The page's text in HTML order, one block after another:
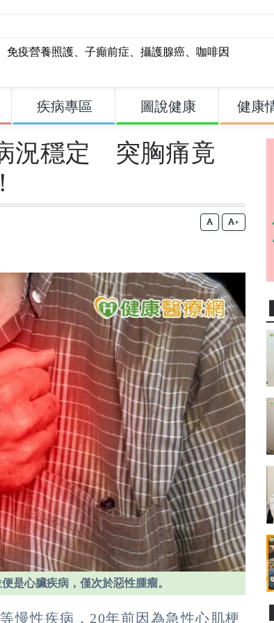
免疫營養照護、 子癲前症、 攝護腺癌、 咖啡因
疾病專區 圖說健康 健康
況穩定 突胸痛竟
+
是心臟疾病，僅次於惡性腫瘤。
慢性疾病，20年前因為急性心肌梗